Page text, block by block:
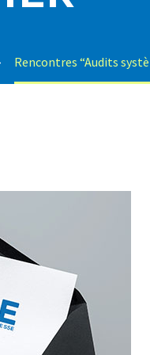
Rencontres “Audits